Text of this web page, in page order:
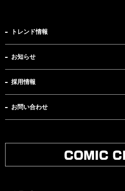
トレンド情報
お知らせ
採用情報
お問い合わせ